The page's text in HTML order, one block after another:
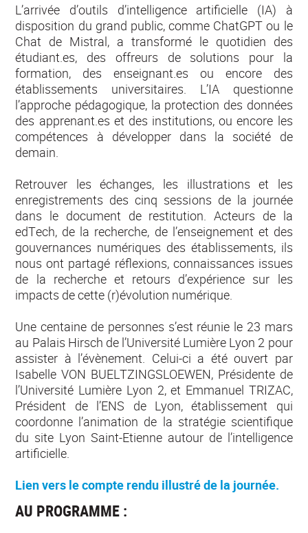
L’arrivée d’outils d’intelligence artificielle (IA) à
disposition du grand public, comme ChatGPT ou le
Chat de Mistral, a transformé le quotidien des
étudiant.es, des offreurs de solutions pour la
formation, des enseignant.es ou encore des
établissements universitaires. L’IA questionne
l’approche pédagogique, la protection des données
des apprenant.es et des institutions, ou encore les
compétences à développer dans la société de
demain.
Retrouver les échanges, les illustrations et les
enregistrements des cinq sessions de la journée
dans le document de restitution. Acteurs de la
edTech, de la recherche, de l’enseignement et des
gouvernances numériques des établissements, ils
nous ont partagé réflexions, connaissances issues
de la recherche et retours d’expérience sur les
impacts de cette (r)évolution numérique.
Une centaine de personnes s’est réunie le 23 mars
au Palais Hirsch de l’Université Lumière Lyon 2 pour
assister à l’évènement. Celui-ci a été ouvert par
Isabelle VON BUELTZINGSLOEWEN, Présidente de
l’Université Lumière Lyon 2, et Emmanuel TRIZAC,
Président de l’ENS de Lyon, établissement qui
coordonne l’animation de la stratégie scientifique
du site Lyon Saint-Etienne autour de l’intelligence
artificielle.
Lien vers le compte rendu illustré de la journée.
AU PROGRAMME :